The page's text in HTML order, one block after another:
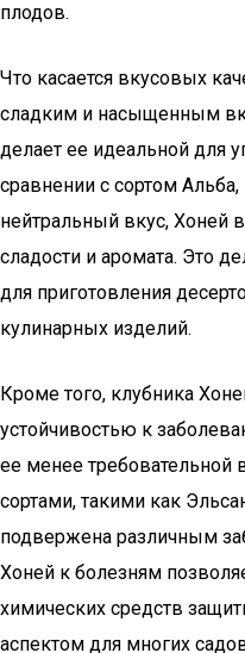
плодов.
Что касается вкусовых
сладким и насыщенным
делает ее идеальной для
сравнении с сортом
нейтральный вкус, Хоней
сладости и аромата. Это
для приготовления
кулинарных изделий.
Кроме того, клубника
устойчивостью к
ее менее требовательной
сортами, такими как
подвержена различным
Хоней к болезням
химических средств
аспектом для многих